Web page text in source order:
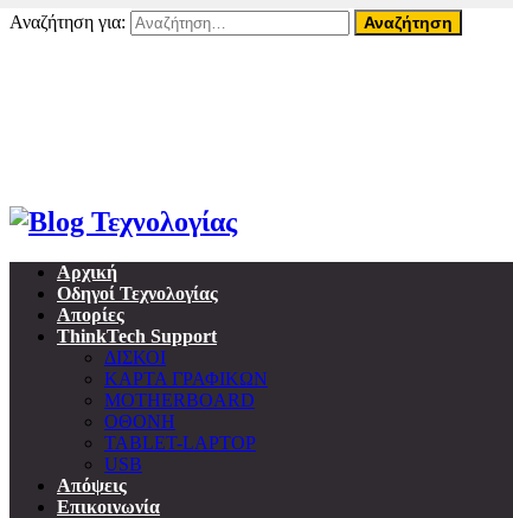
Αναζήτηση για:
Αρχική
Οδηγοί Τεχνολογίας
Απορίες
ThinkTech Support
ΔΙΣΚΟΙ
ΚΑΡΤΑ ΓΡΑΦΙΚΩΝ
MOTHERBOARD
ΟΘΟΝΗ
TABLET-LAPTOP
USB
Απόψεις
Επικοινωνία